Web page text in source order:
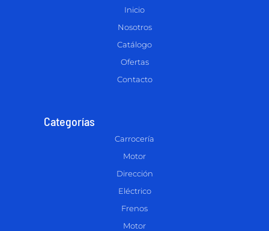
Inicio
Nosotros
Catálogo
Ofertas
Contacto
Categorías
Carrocería
Motor
Dirección
Eléctrico
Frenos
Motor